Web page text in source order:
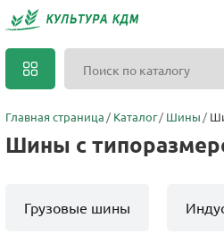
Главная страница Каталог Шины
Шины с
Грузовые шины